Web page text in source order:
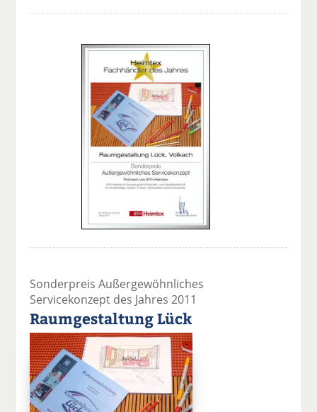
Sonderpreis Außergewöhnliches
Servicekonzept des Jahres 2011
Raumgestaltung Lück